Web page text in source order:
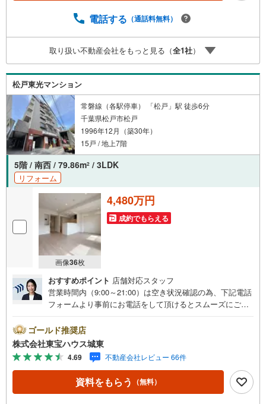
ュレーション。「月々いくらなら安心か」をプロが明確に
はありません。専属FPがお引渡し後も一生涯お守りしま
す。 Yahoo！不動産キャンペーン対象店舗 当店でのご成約
でPayPayボーナスがもらえるキャンペーン対象です！※必
ずYahoo！ JAPAN IDでログインの上お問い合わせくださ
い。
電話する （通話料無料）
取り扱い不動産会社をもっと見る（全1社）
松戸東光マンション
常磐線（各駅停車） 「松戸」駅 徒歩6分
千葉県松戸市松戸
1996年12月（築30年）
15戸 / 地上7階
5階 / 南西 / 79.86m2 / 3LDK
リフォーム
画像36枚
4,480万円
成約でもらえる
おすすめポイント 店舗対応スタッフ
営業時間内（9:00～21:00）は空き状況確認の為、下記電話
フォームより事前にお電話をして頂けるとスムーズにご案
カレンダーの作成▽ご購入後もお客様の人生のパートナー
として暮らしの「安心」を守り続けます。【Yahoo！ 不動
産キャンペーン対象店舗】当店で物件を成約するとPayPay
ボーナスライトがもらえる「Yahoo！ 不動産 物件ご成約キ
ャンペーン」の対象になります。「資料をもらう」「見学
予約をする」ボタンからお問い合わせください。※必ずYah
ゴールド推奨店
株式会社東宝ハウス城東
4.69 不動産会社レビュー 66件
資料をもらう （無料）